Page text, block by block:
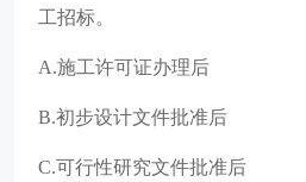
工招标。
A.施工许可证办理后
B.初步设计文件批准后
C.可行性研究文件批准后